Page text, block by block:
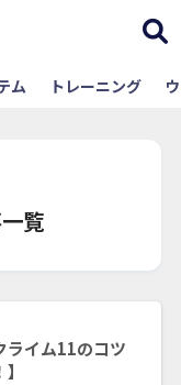
ム トレーニング
覧
ライム11のコツ